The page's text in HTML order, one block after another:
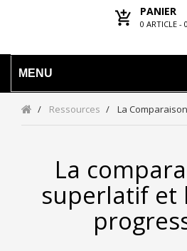
PANIER
0 ARTICLE -
MENU
Ressources La Comparaison
La
superlatif et